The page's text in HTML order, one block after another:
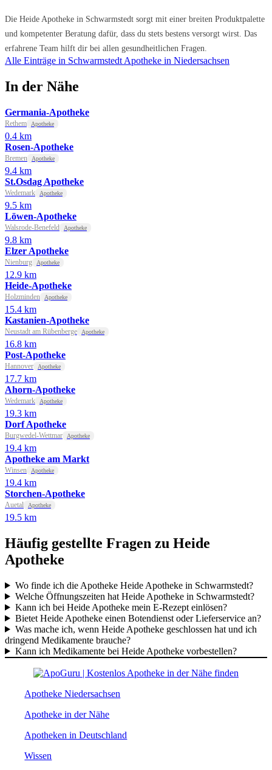
Die Heide Apotheke in Schwarmstedt sorgt mit einer breiten Produktpalette
und kompetenter Beratung dafür, dass du stets bestens versorgt wirst. Das
erfahrene Team hilft dir bei allen gesundheitlichen Fragen.
Alle Einträge in Schwarmstedt Apotheke in Niedersachsen
In der Nähe
Germania-Apotheke
Rethem Apotheke
0.4 km
Rosen-Apotheke
Bremen Apotheke
9.4 km
St.Osdag Apotheke
Wedemark Apotheke
9.5 km
Löwen-Apotheke
Walsrode-Benefeld Apotheke
9.8 km
Elzer Apotheke
Nienburg Apotheke
12.9 km
Heide-Apotheke
Holzminden Apotheke
15.4 km
Kastanien-Apotheke
Neustadt am Rübenberge Apotheke
16.8 km
Post-Apotheke
Hannover Apotheke
17.7 km
Ahorn-Apotheke
Wedemark Apotheke
19.3 km
Dorf Apotheke
Burgwedel-Wettmar Apotheke
19.4 km
Apotheke am Markt
Winsen Apotheke
19.4 km
Storchen-Apotheke
Auetal Apotheke
19.5 km
Häufig gestellte Fragen zu Heide
Apotheke
Wo finde ich die Apotheke Heide Apotheke in Schwarmstedt?
Welche Öffnungszeiten hat Heide Apotheke in Schwarmstedt?
Kann ich bei Heide Apotheke mein E-Rezept einlösen?
Bietet Heide Apotheke einen Botendienst oder Lieferservice an?
Was mache ich, wenn Heide Apotheke geschlossen hat und ich
dringend Medikamente brauche?
Kann ich Medikamente bei Heide Apotheke vorbestellen?
Apotheke Niedersachsen
Apotheke in der Nähe
Apotheken in Deutschland
Wissen